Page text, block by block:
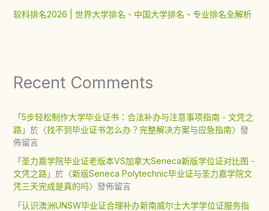
软科排名2026 | 世界大学排名、中国大学排名、专业排名全解析
Recent Comments
「5步轻松制作大学毕业证书：合法补办与注意事项指南 - 文凭之
路」於〈找不到毕业证书怎么办？完整解决方案与应急指南〉發
佈留言
「圣力嘉学院毕业证老版本VS加拿大Seneca新版学位证对比图 -
文凭之路」於〈新版Seneca Polytechnic毕业证与圣力嘉学院文
凭三天完成是真的吗〉發佈留言
「认识澳洲UNSW毕业证合理补办新南威尔士大学学位证服务指